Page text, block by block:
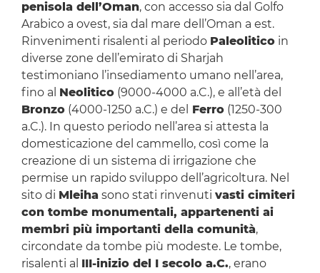
penisola dell’Oman, con accesso sia dal Golfo
Arabico a ovest, sia dal mare dell’Oman a est.
Rinvenimenti risalenti al periodo Paleoliticoin
diverse zone dell’emirato di Sharjah
testimoniano l’insediamento umano nell’area,
fino al Neolitico(9000-4000 a.C.), e all’età del
Bronzo(4000-1250 a.C.) e del Ferro(1250-300
a.C.). In questo periodo nell’area si attesta la
domesticazione del cammello, così come la
creazione di un sistema di irrigazione che
permise un rapido sviluppo dell’agricoltura. Nel
sito di Mleiha sono stati rinvenuti vasti cimiteri
con tombe monumentali, appartenenti ai
membri più importanti della comunità,
circondate da tombe più modeste. Le tombe,
risalenti al III-inizio del I secolo a.C., erano